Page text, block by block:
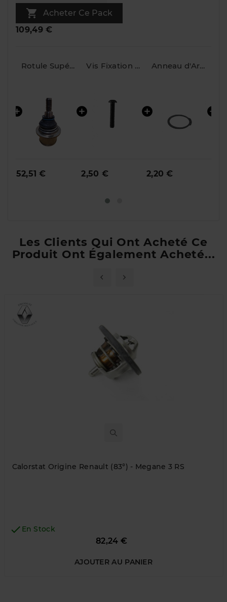

Acheter Ce Pack
109,49 €
Rotule Supérieure de Pivot d'Origine RENAULT pour Clio 3 RS, Clio 3 Cup et Mégane RS (3/4/N4)
52,51 €
Vis Fixation Rotule Inférieure Pivot - Renault Clio 3 / Megane 3 RS
2,50 €
Anneau d'Arrêt Rotule Supérieure - Renault Clio 3 / Megane 3 RS
2,20 €
Les Clients Qui Ont Acheté Ce
Produit Ont Également Acheté...
Calorstat Origine Renault (83°) - Megane 3 RS
 En Stock
82,24 €
AJOUTER AU PANIER